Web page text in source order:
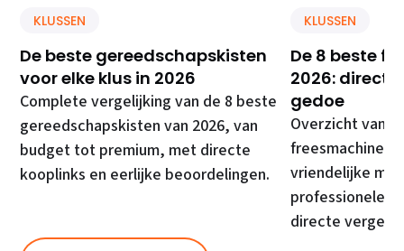
KLUSSEN
De beste gereedschapskisten
voor elke klus in 2026
Complete vergelijking van de 8 beste
gereedschapskisten van 2026, van
budget tot premium, met directe
kooplinks en eerlijke beoordelingen.
KLUSSEN
De 8 beste
2026: direct
gedoe
Overzicht van
freesmachines,
vriendelijke
professionele
directe